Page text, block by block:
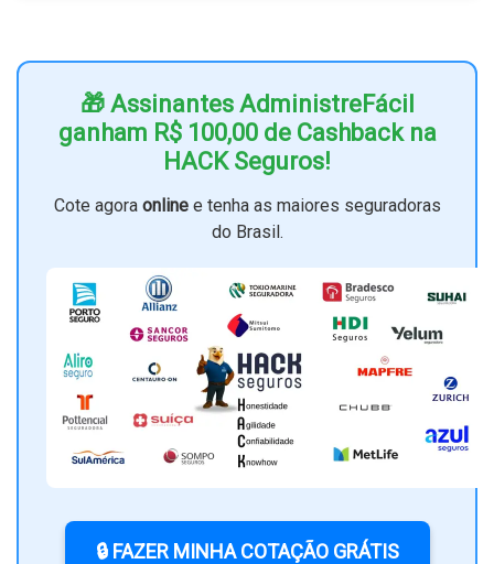
🎁 Assinantes AdministreFácil
ganham R$ 100,00 de Cashback na
HACK Seguros!
Cote agora onlinee tenha as maiores seguradoras
do Brasil.
🔒 FAZER MINHA COTAÇÃO GRÁTIS